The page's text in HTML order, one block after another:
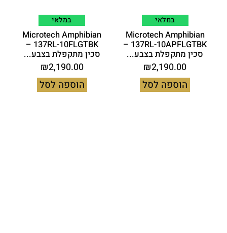
במלאי
Microtech Amphibian
137RL-10APFLGTBK –
סכין מתקפלת בצבע...
₪2,190.00
הוספה לסל
במלאי
Microtech Amphibian
137RL-10FLGTBK –
סכין מתקפלת בצבע...
₪2,190.00
הוספה לסל